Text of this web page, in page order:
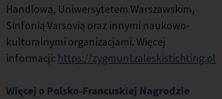
Handlową, Uniwersytetem Warszawskim,
Sinfonią Varsovią oraz innymi naukowo-
kulturalnymi organizacjami. Więcej
informacji: https://zygmuntzaleskistichting.pl
Więcej o Polsko-Francuskiej Nagrodzie